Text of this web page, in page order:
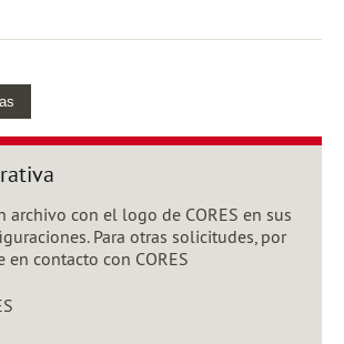
archivo con el logo de CORES en sus
Para otras solicitudes, por
en contacto con CORES